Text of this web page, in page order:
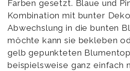
Farben gesetzt. Blaue und
Kombination mit bunter
Abwechslung in die bunten
möchte kann sie bekleben
gelb gepunkteten
beispielsweise ganz einfach